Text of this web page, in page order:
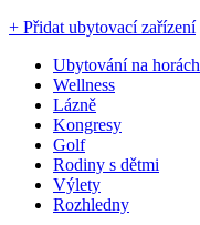
+ Přidat ubytovací zařízení
Ubytování na horách
Wellness
Lázně
Kongresy
Golf
Rodiny s dětmi
Výlety
Rozhledny